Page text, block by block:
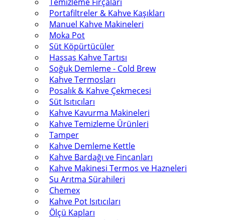
Portafiltreler & Kahve Kaşıkları
Manuel Kahve Makineleri
Moka Pot
Süt Köpürtücüler
Hassas Kahve Tartısı
Soğuk Demleme - Cold Brew
Kahve Termosları
Posalık & Kahve Çekmecesi
Süt Isıtıcıları
Kahve Kavurma Makineleri
Kahve Temizleme Ürünleri
Tamper
Kahve Demleme Kettle
Kahve Bardağı ve Fincanları
Kahve Makinesi Termos ve Hazneleri
Su Arıtma Sürahileri
Chemex
Kahve Pot Isıtıcıları
Ölçü Kapları